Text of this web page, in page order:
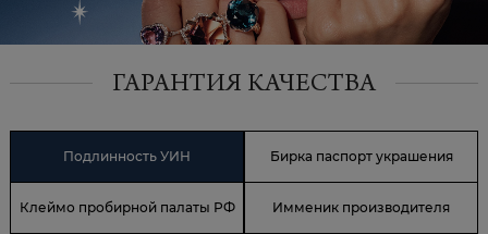
ГАРАНТИЯ КАЧЕСТВА
Подлинность УИН Бирка паспорт украшения
Клеймо пробирной палаты РФ Имменик производителя